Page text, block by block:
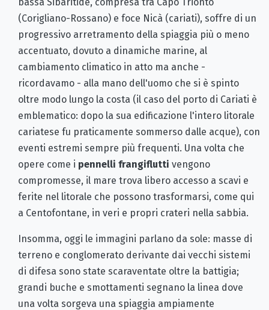
(Corigliano-Rossano) e foce Nicà (cariati), soffre di un
progressivo arretramento della spiaggia più o meno
accentuato, dovuto a dinamiche marine, al
cambiamento climatico in atto ma anche -
ricordavamo - alla mano dell'uomo che si è spinto
oltre modo lungo la costa (il caso del porto di Cariati è
emblematico: dopo la sua edificazione l'intero litorale
cariatese fu praticamente sommerso dalle acque), con
eventi estremi sempre più frequenti. Una volta che
opere come i pennelli frangiflutti vengono
compromesse, il mare trova libero accesso a scavi e
ferite nel litorale che possono trasformarsi, come qui
a Centofontane, in veri e propri crateri nella sabbia.
Insomma, oggi le immagini parlano da sole: masse di
terreno e conglomerato derivante dai vecchi sistemi
di difesa sono state scaraventate oltre la battigia;
grandi buche e smottamenti segnano la linea dove
una volta sorgeva una spiaggia ampiamente